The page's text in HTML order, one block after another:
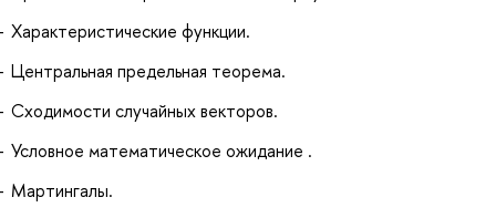
Характеристические функции.
Центральная предельная теорема.
Сходимости случайных векторов.
Условное математическое ожидание .
Мартингалы.